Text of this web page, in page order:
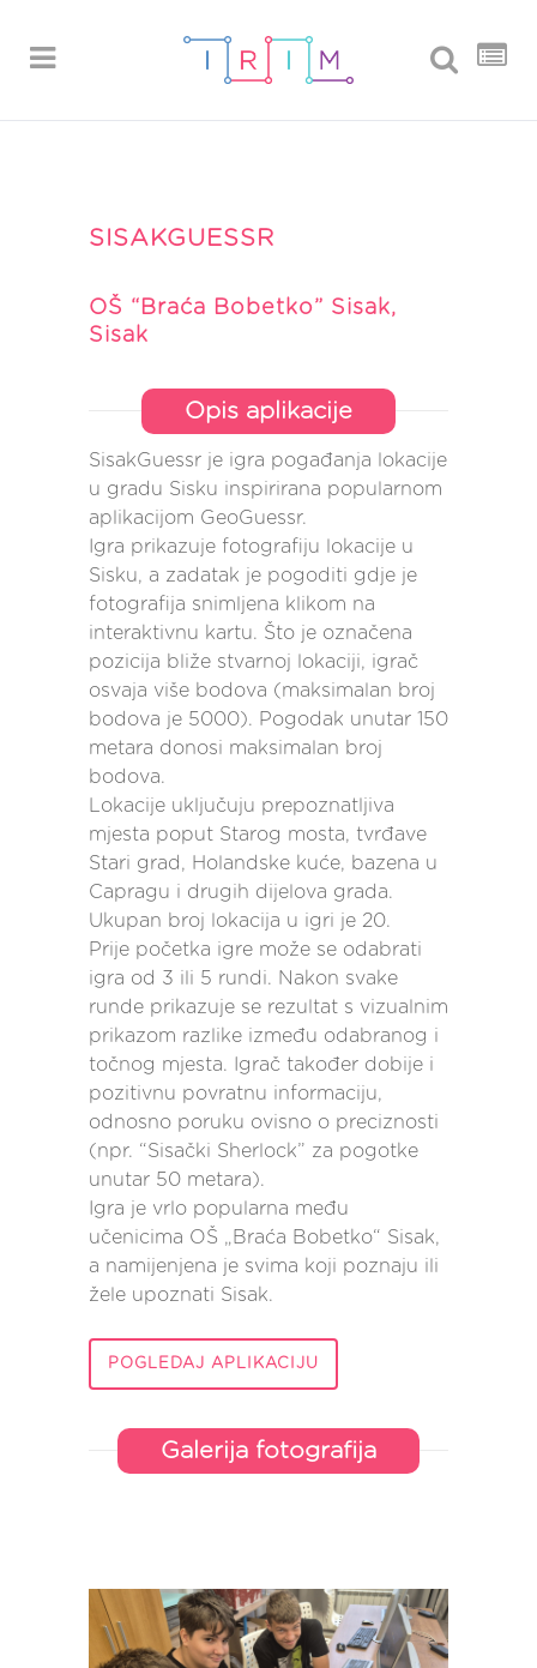
SISAKGUESSR
OŠ “Braća Bobetko” Sisak,
Sisak
Opis aplikacije
SisakGuessr je igra pogađanja lokacije
u gradu Sisku inspirirana popularnom
aplikacijom GeoGuessr.
Igra prikazuje fotografiju lokacije u
Sisku, a zadatak je pogoditi gdje je
fotografija snimljena klikom na
interaktivnu kartu. Što je označena
pozicija bliže stvarnoj lokaciji, igrač
osvaja više bodova (maksimalan broj
bodova je 5000). Pogodak unutar 150
metara donosi maksimalan broj
bodova.
Lokacije uključuju prepoznatljiva
mjesta poput Starog mosta, tvrđave
Stari grad, Holandske kuće, bazena u
Capragu i drugih dijelova grada.
Ukupan broj lokacija u igri je 20.
Prije početka igre može se odabrati
igra od 3 ili 5 rundi. Nakon svake
runde prikazuje se rezultat s vizualnim
prikazom razlike između odabranog i
točnog mjesta. Igrač također dobije i
pozitivnu povratnu informaciju,
odnosno poruku ovisno o preciznosti
(npr. “Sisački Sherlock” za pogotke
unutar 50 metara).
Igra je vrlo popularna među
učenicima OŠ „Braća Bobetko“ Sisak,
a namijenjena je svima koji poznaju ili
žele upoznati Sisak.
POGLEDAJ APLIKACIJU
Galerija fotografija